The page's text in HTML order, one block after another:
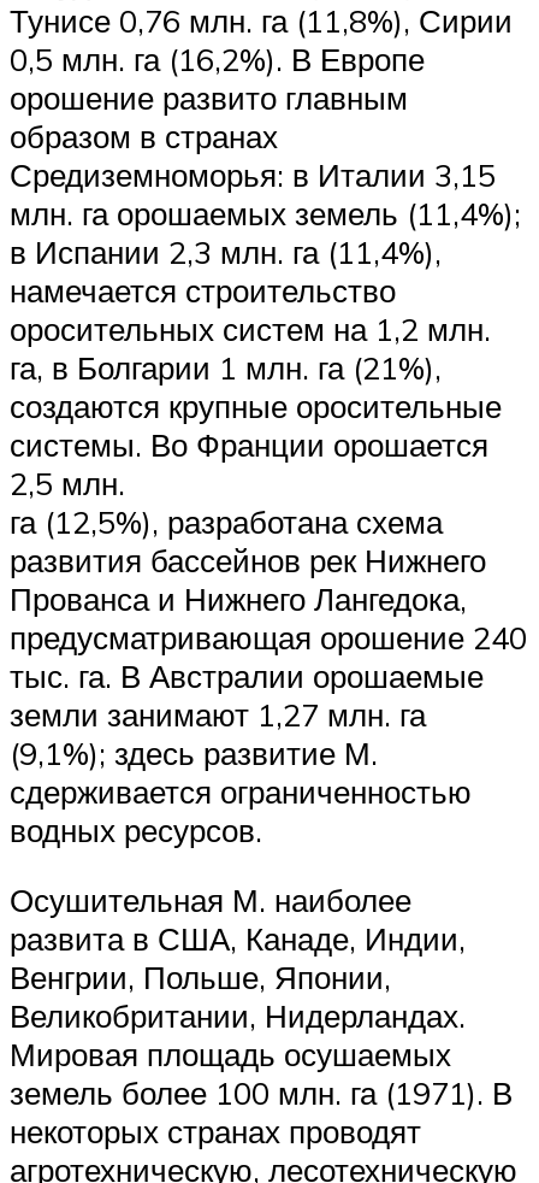
Тунисе 0,76 млн. га (11,8%), Сирии
0,5 млн. га (16,2%). В Европе
орошение развито главным
образом в странах
Средиземноморья: в Италии 3,15
млн. га орошаемых земель (11,4%);
в Испании 2,3 млн. га (11,4%),
намечается строительство
оросительных систем на 1,2 млн.
га, в Болгарии 1 млн. га (21%),
создаются крупные оросительные
системы. Во Франции орошается
2,5 млн.
га (12,5%), разработана схема
развития бассейнов рек Нижнего
Прованса и Нижнего Лангедока,
предусматривающая орошение 240
тыс. га. В Австралии орошаемые
земли занимают 1,27 млн. га
(9,1%); здесь развитие М.
сдерживается ограниченностью
водных ресурсов.
Осушительная М. наиболее
развита в США, Канаде, Индии,
Венгрии, Польше, Японии,
Великобритании, Нидерландах.
Мировая площадь осушаемых
земель более 100 млн. га (1971). В
некоторых странах проводят
агротехническую, лесотехническую